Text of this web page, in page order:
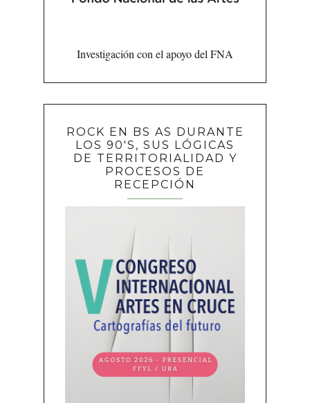
Investigación con el apoyo del FNA
ROCK EN BS AS DURANTE
LOS 90'S, SUS LÓGICAS
DE TERRITORIALIDAD Y
PROCESOS DE
RECEPCIÓN